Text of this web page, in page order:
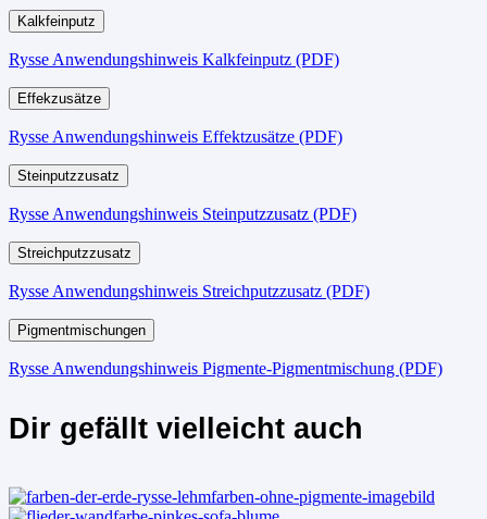
Kalkfeinputz
Rysse Anwendungshinweis Kalkfeinputz (PDF)
Effekzusätze
Rysse Anwendungshinweis Effektzusätze (PDF)
Steinputzzusatz
Rysse Anwendungshinweis Steinputzzusatz (PDF)
Streichputzzusatz
Rysse Anwendungshinweis Streichputzzusatz (PDF)
Pigmentmischungen
Rysse Anwendungshinweis Pigmente-Pigmentmischung (PDF)
Dir gefällt vielleicht auch